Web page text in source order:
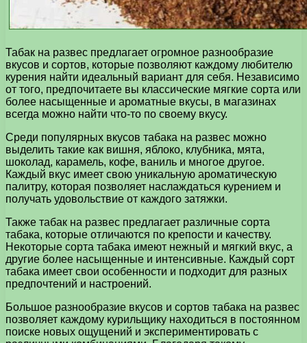
Табак на развес предлагает огромное разнообразие
вкусов и сортов, которые позволяют каждому любителю
курения найти идеальный вариант для себя. Независимо
от того, предпочитаете вы классические мягкие сорта или
более насыщенные и ароматные вкусы, в магазинах
всегда можно найти что-то по своему вкусу.
Среди популярных вкусов табака на развес можно
выделить такие как вишня, яблоко, клубника, мята,
шоколад, карамель, кофе, ваниль и многое другое.
Каждый вкус имеет свою уникальную ароматическую
палитру, которая позволяет наслаждаться курением и
получать удовольствие от каждого затяжки.
Также табак на развес предлагает различные сорта
табака, которые отличаются по крепости и качеству.
Некоторые сорта табака имеют нежный и мягкий вкус, а
другие более насыщенные и интенсивные. Каждый сорт
табака имеет свои особенности и подходит для разных
предпочтений и настроений.
Большое разнообразие вкусов и сортов табака на развес
позволяет каждому курильщику находиться в постоянном
поиске новых ощущений и экспериментировать с